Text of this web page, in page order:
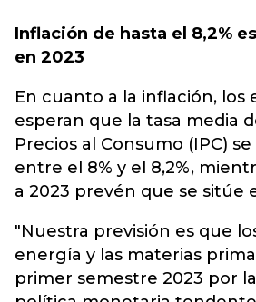
Inflación de hasta el 8,2%
en 2023
En cuanto a la inflación, los
esperan que la tasa media
Precios al Consumo (IPC)
entre el 8% y el 8,2%,
a 2023 prevén que se sitúe
"Nuestra previsión es que
energía y las materias
primer semestre 2023 por